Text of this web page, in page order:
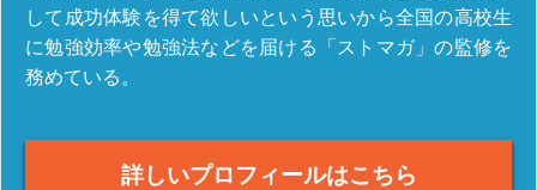
して成功体験を得て欲しいという思いから全国の高校生
に勉強効率や勉強法などを届ける「ストマガ」の監修を
務めている。
詳しいプロフィールはこちら